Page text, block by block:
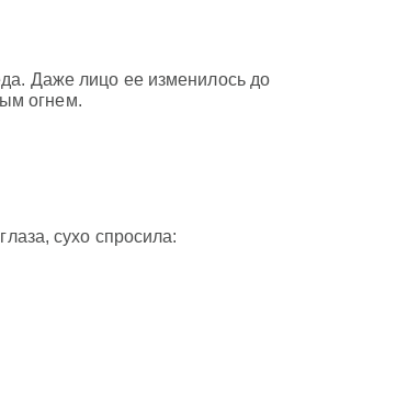
Даже лицо ее изменилось до
огнем.
сухо спросила: